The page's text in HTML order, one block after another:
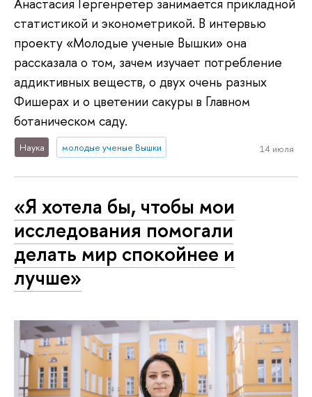
Анастасия Гергенретер занимается прикладной
статистикой и эконометрикой. В интервью
проекту «Молодые ученые Вышки» она
рассказала о том, зачем изучает потребление
аддиктивных веществ, о двух очень разных
Фишерах и о цветении сакуры в Главном
ботаническом саду.
Наука молодые ученые Вышки 14 июля
«Я хотела бы, чтобы мои
исследования помогали
делать мир спокойнее и
лучше»